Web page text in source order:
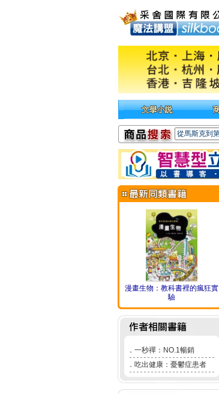
漫畫生物：教科書裡的瘋狂實
驗
． 一秒禪：NO.1暢銷
． 吃出健康：憂鬱症患者